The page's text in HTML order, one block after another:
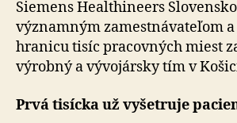
Siemens Healthineers
významným za­mestná­va­te­ľom
hra­nicu tisíc pra­cov­ných miest
výrobný a vý­vo­jársky tím v
Prvá tisícka už vyšetruje